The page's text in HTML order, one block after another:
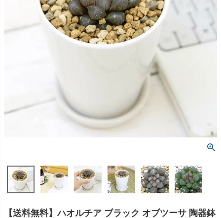
【送料無料】ハオルチア ブラック オブツーサ 陶器鉢